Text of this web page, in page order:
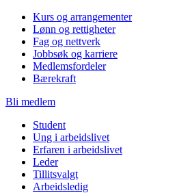
Kurs og arrangementer
Lønn og rettigheter
Fag og nettverk
Jobbsøk og karriere
Medlemsfordeler
Bærekraft
Bli medlem
Student
Ung i arbeidslivet
Erfaren i arbeidslivet
Leder
Tillitsvalgt
Arbeidsledig